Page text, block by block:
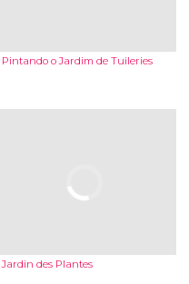
Pintando o Jardim de Tuileries
Jardin des Plantes